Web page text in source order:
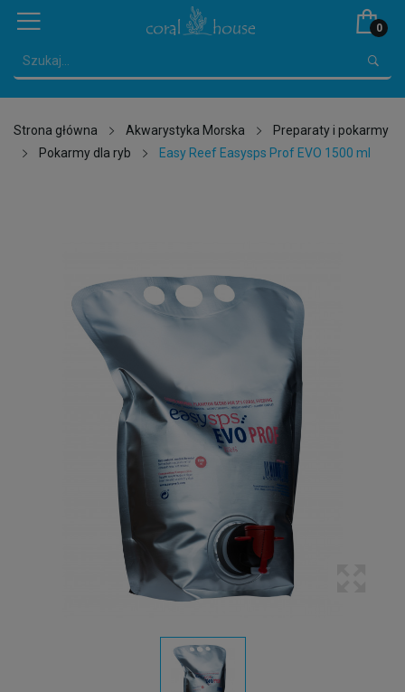
0
Strona główna Akwarystyka Morska
Preparaty i pokarmy
Pokarmy dla ryb
Easy Reef Easysps Prof EVO 1500 ml